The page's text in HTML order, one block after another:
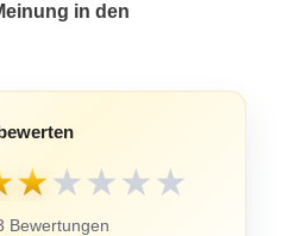
in den
★★★★★
Bewertungen